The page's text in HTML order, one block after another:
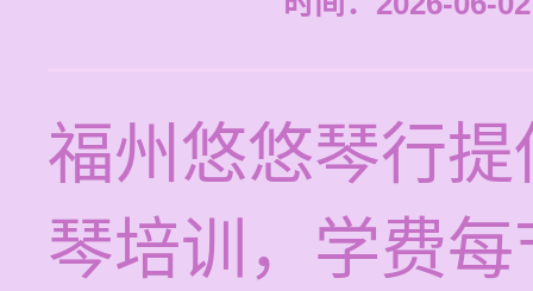
福州悠悠琴行
琴培训，学费